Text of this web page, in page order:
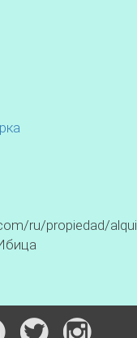
ru/propiedad/